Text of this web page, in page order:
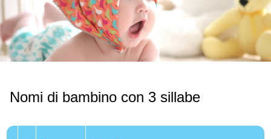
Nomi di bambino con 3 sillabe